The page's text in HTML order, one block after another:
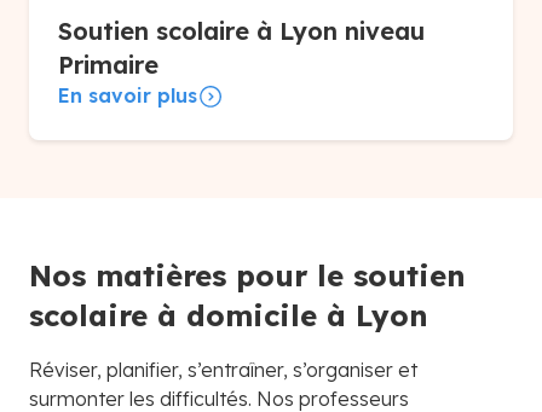
Soutien scolaire à Lyon niveau
Primaire
En savoir plus
Nos matières pour le soutien
scolaire à domicile à Lyon
Réviser, planifier, s’entraîner, s’organiser et
surmonter les difficultés. Nos professeurs